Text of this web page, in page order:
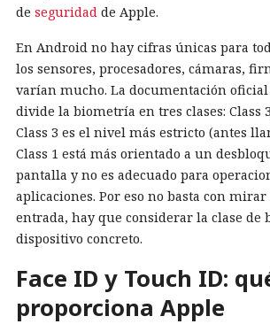
de seguridad de Apple.
En Android no hay cifras únicas para
los sensores, procesadores, cámaras,
varían mucho. La documentación oficial
divide la biometría en tres clases: Class
Class 3 es el nivel más estricto (antes
Class 1 está más orientado a un
pantalla y no es adecuado para
aplicaciones. Por eso no basta con
entrada, hay que considerar la clase de
dispositivo concreto.
Face ID y Touch ID:
proporciona Apple